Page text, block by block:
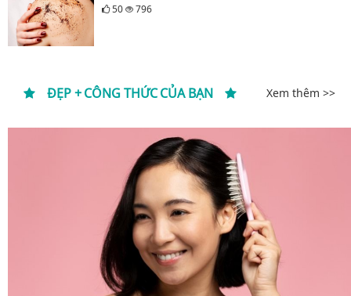
50 796
ĐẸP + CÔNG THỨC CỦA BẠN Xem thêm >>